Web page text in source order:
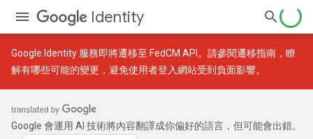
Identity
Google Identity 服務即將遷移至 FedCM API。請參閱遷移指南 ，瞭
解有哪些可能的變更，避免使用者登入網站受到負面影響。
Google 會運用 AI 技術將內容翻譯成你偏好的語言，但可能會出錯。